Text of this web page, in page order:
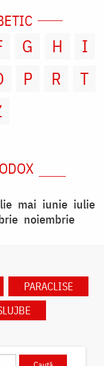
G H
I
P R
T
mai iunie iulie
noiembrie
PARACLISE